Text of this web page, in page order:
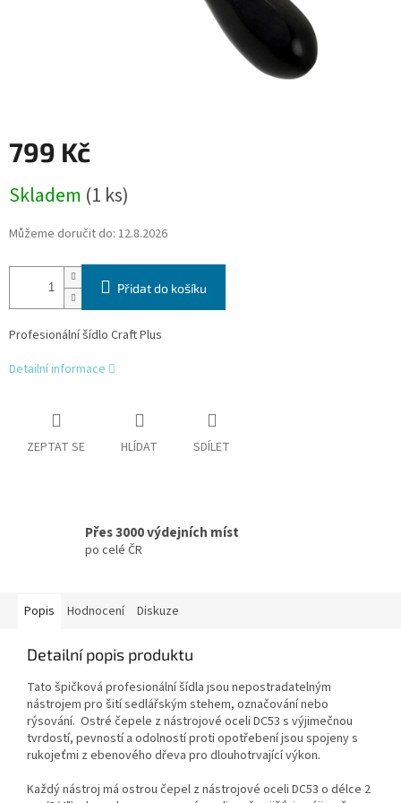
799 Kč
cena:
Skladem (1 ks)
Můžeme doručit do: 12.8.2026
Přidat do košíku
Profesionální šídlo Craft Plus
Detailní informace
ZEPTAT SE HLÍDAT SDÍLET
Přes 3000 výdejních míst
po celé ČR
Popis Hodnocení Diskuze
Detailní popis produktu
Tato špičková profesionální šídla jsou nepostradatelným
nástrojem pro šití sedlářským stehem, označování nebo
rýsování. Ostré čepele z nástrojové oceli DC53 s výjimečnou
tvrdostí, pevností a odolností proti opotřebení jsou spojeny s
rukojeťmi z ebenového dřeva pro dlouhotrvající výkon.
Každý nástroj má ostrou čepel z nástrojové oceli DC53 o délce 2